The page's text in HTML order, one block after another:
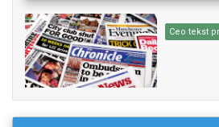
Ceo tekst